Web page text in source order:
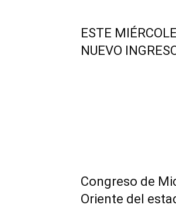
ESTE
NUEVO
Congreso de
Oriente del